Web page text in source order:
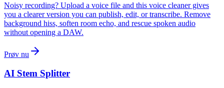
Noisy recording? Upload a voice file and this voice cleaner gives
you a clearer version you can publish, edit, or transcribe. Remove
background hiss, soften room echo, and rescue spoken audio
without opening a DAW.
Prøv nu
AI Stem Splitter